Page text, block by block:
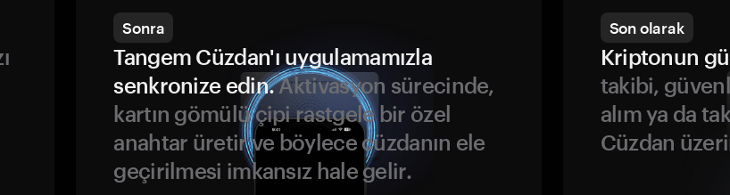
Sonra
Tangem Cüzdan'ı uygulamamızla
senkronize edin.Aktivasyon sürecinde,
kartın gömülü çipi rastgele bir özel
anahtar üretir ve böylece cüzdanın ele
geçirilmesi imkansız hale gelir.
Son olarak
Kriptonun
takibi,
alım ya da
Cüzdan